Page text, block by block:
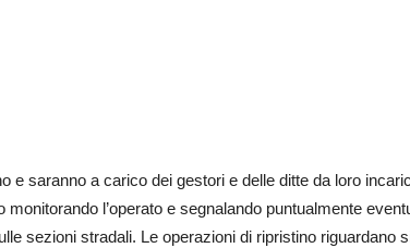
e saranno a carico dei gestori e delle ditte da loro
monitorando l’operato e segnalando puntualmente
sezioni stradali. Le operazioni di ripristino riguardano